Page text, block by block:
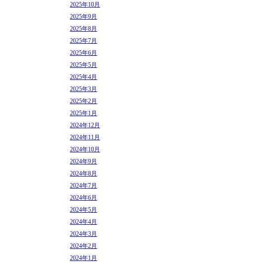
2025年10月
2025年9月
2025年8月
2025年7月
2025年6月
2025年5月
2025年4月
2025年3月
2025年2月
2025年1月
2024年12月
2024年11月
2024年10月
2024年9月
2024年8月
2024年7月
2024年6月
2024年5月
2024年4月
2024年3月
2024年2月
2024年1月